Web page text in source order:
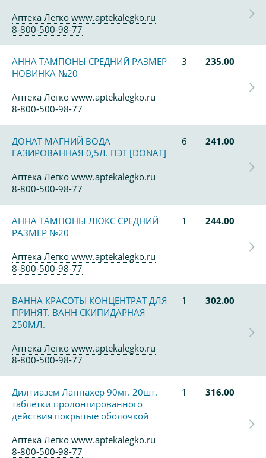
Аптека Легко www.aptekalegko.ru
8-800-500-98-77
АННА ТАМПОНЫ СРЕДНИЙ РАЗМЕР
НОВИНКА №20
3 235.00
Аптека Легко www.aptekalegko.ru
8-800-500-98-77
ДОНАТ МАГНИЙ ВОДА
ГАЗИРОВАННАЯ 0,5Л. ПЭТ [DONAT]
6 241.00
Аптека Легко www.aptekalegko.ru
8-800-500-98-77
АННА ТАМПОНЫ ЛЮКС СРЕДНИЙ
РАЗМЕР №20
1 244.00
Аптека Легко www.aptekalegko.ru
8-800-500-98-77
ВАННА КРАСОТЫ КОНЦЕНТРАТ ДЛЯ
ПРИНЯТ. ВАНН СКИПИДАРНАЯ
250МЛ.
1 302.00
Аптека Легко www.aptekalegko.ru
8-800-500-98-77
Дилтиазем Ланнахер 90мг. 20шт.
таблетки пролонгированного
действия покрытые оболочкой
1 316.00
Аптека Легко www.aptekalegko.ru
8-800-500-98-77